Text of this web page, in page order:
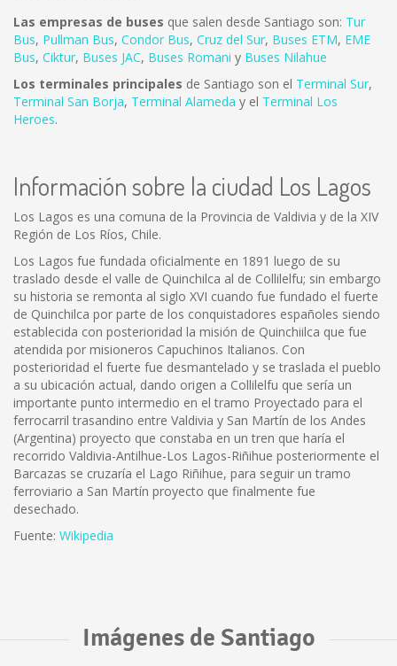
Las empresas de buses que salen desde Santiago son: Tur
Bus, Pullman Bus, Condor Bus, Cruz del Sur, Buses ETM, EME
Bus, Ciktur, Buses JAC, Buses Romani y Buses Nilahue
Los terminales principales de Santiago son el Terminal Sur,
Terminal San Borja, Terminal Alameda y el Terminal Los
Heroes.
Información sobre la ciudad Los Lagos
Los Lagos es una comuna de la Provincia de Valdivia y de la XIV
Región de Los Ríos, Chile.
Los Lagos fue fundada oficialmente en 1891 luego de su
traslado desde el valle de Quinchilca al de Collilelfu; sin embargo
su historia se remonta al siglo XVI cuando fue fundado el fuerte
de Quinchilca por parte de los conquistadores españoles siendo
establecida con posterioridad la misión de Quinchiilca que fue
atendida por misioneros Capuchinos Italianos. Con
posterioridad el fuerte fue desmantelado y se traslada el pueblo
a su ubicación actual, dando origen a Collilelfu que sería un
importante punto intermedio en el tramo Proyectado para el
ferrocarril trasandino entre Valdivia y San Martín de los Andes
(Argentina) proyecto que constaba en un tren que haría el
recorrido Valdivia-Antilhue-Los Lagos-Riñihue posteriormente el
Barcazas se cruzaría el Lago Riñihue, para seguir un tramo
ferroviario a San Martín proyecto que finalmente fue
desechado.
Fuente: Wikipedia
Imágenes de Santiago